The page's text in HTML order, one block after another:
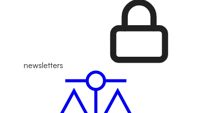
newsletters